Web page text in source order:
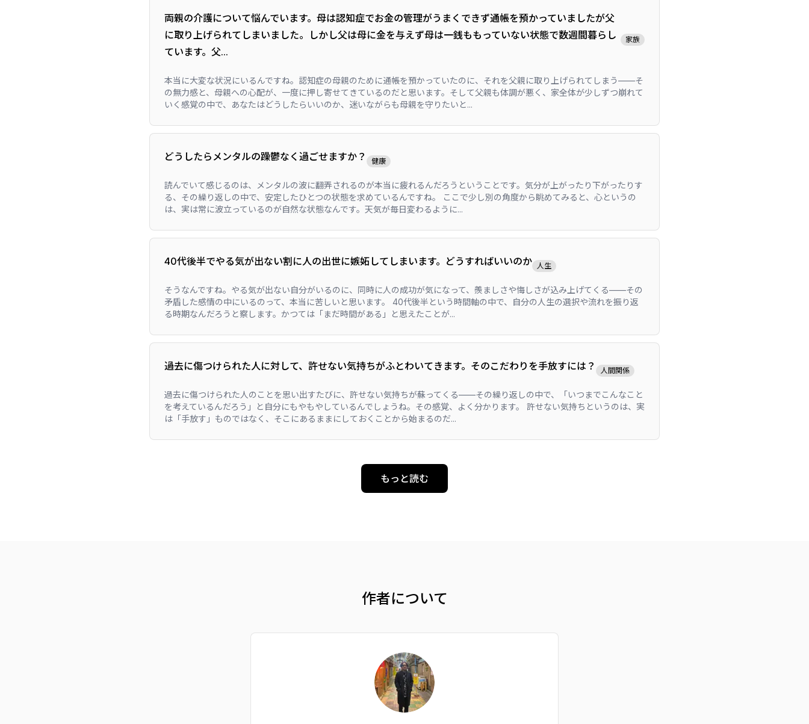
両親の介護について悩んでいます。母は認知症でお金の管理がうまくできず通帳を預かっていましたが父
に取り上げられてしまいました。しかし父は母に金を与えず母は一銭ももっていない状態で数週間暮らし
ています。父...
家族
本当に大変な状況にいるんですね。認知症の母親のために通帳を預かっていたのに、それを父親に取り上げられてしまう——そ
の無力感と、母親への心配が、一度に押し寄せてきているのだと思います。そして父親も体調が悪く、家全体が少しずつ崩れて
いく感覚の中で、あなたはどうしたらいいのか、迷いながらも母親を守りたいと...
どうしたらメンタルの躁鬱なく過ごせますか？ 健康
読んでいて感じるのは、メンタルの波に翻弄されるのが本当に疲れるんだろうということです。気分が上がったり下がったりす
る、その繰り返しの中で、安定したひとつの状態を求めているんですね。 ここで少し別の角度から眺めてみると、心というの
は、実は常に波立っているのが自然な状態なんです。天気が毎日変わるように...
40代後半でやる気が出ない割に人の出世に嫉妬してしまいます。どうすればいいのか 人生
そうなんですね。やる気が出ない自分がいるのに、同時に人の成功が気になって、羨ましさや悔しさが込み上げてくる——その
矛盾した感情の中にいるのって、本当に苦しいと思います。 40代後半という時間軸の中で、自分の人生の選択や流れを振り返
る時期なんだろうと察します。かつては「まだ時間がある」と思えたことが...
過去に傷つけられた人に対して、許せない気持ちがふとわいてきます。そのこだわりを手放すには？ 人間関係
過去に傷つけられた人のことを思い出すたびに、許せない気持ちが蘇ってくる——その繰り返しの中で、「いつまでこんなこと
を考えているんだろう」と自分にもやもやしているんでしょうね。その感覚、よく分かります。 許せない気持ちというのは、実
は「手放す」ものではなく、そこにあるままにしておくことから始まるのだ...
もっと読む
作者について